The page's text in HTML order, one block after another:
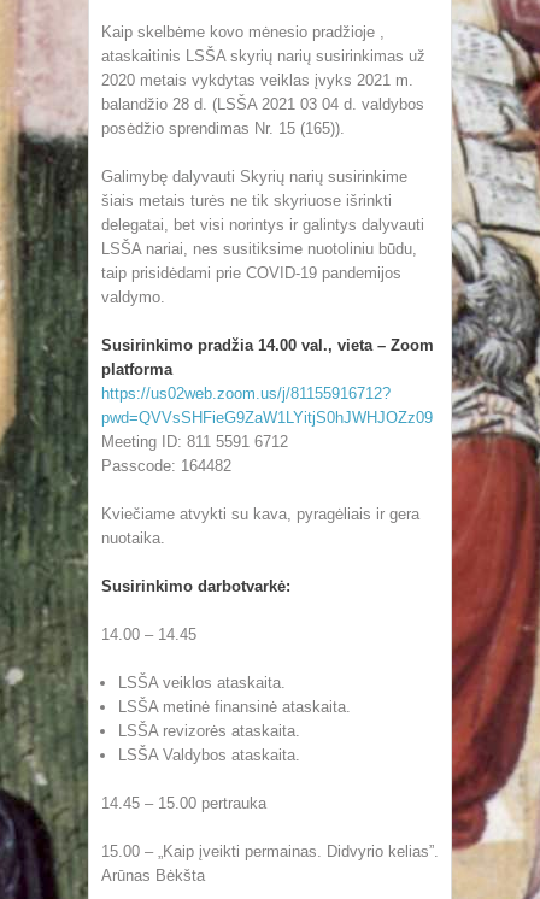
Kaip skelbėme kovo mėnesio pradžioje ,
ataskaitinis LSŠA skyrių narių susirinkimas už
2020 metais vykdytas veiklas įvyks 2021 m.
balandžio 28 d. (LSŠA 2021 03 04 d. valdybos
posėdžio sprendimas Nr. 15 (165)).
Galimybę dalyvauti Skyrių narių susirinkime
šiais metais turės ne tik skyriuose išrinkti
delegatai, bet visi norintys ir galintys dalyvauti
LSŠA nariai, nes susitiksime nuotoliniu būdu,
taip prisidėdami prie COVID-19 pandemijos
valdymo.
Susirinkimo pradžia 14.00 val., vieta – Zoom
platforma
https://us02web.zoom.us/j/81155916712?
pwd=QVVsSHFieG9ZaW1LYitjS0hJWHJOZz09
Meeting ID: 811 5591 6712
Passcode: 164482
Kviečiame atvykti su kava, pyragėliais ir gera
nuotaika.
Susirinkimo darbotvarkė:
14.00 – 14.45
LSŠA veiklos ataskaita.
LSŠA metinė finansinė ataskaita.
LSŠA revizorės ataskaita.
LSŠA Valdybos ataskaita.
14.45 – 15.00 pertrauka
15.00 – „Kaip įveikti permainas. Didvyrio kelias”.
Arūnas Bėkšta